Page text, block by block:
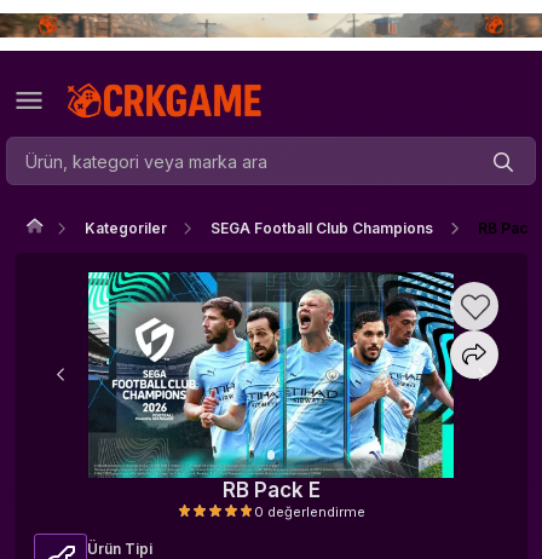
Kategoriler SEGA Football Club Champions RB Pack
RB Pack E
Ürün Tipi